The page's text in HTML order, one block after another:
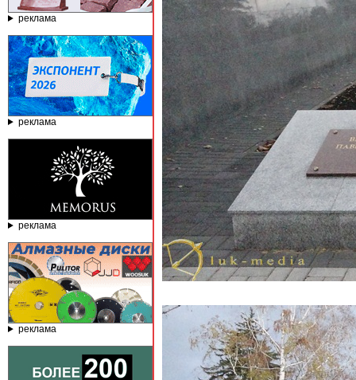
реклама
реклама
реклама
реклама